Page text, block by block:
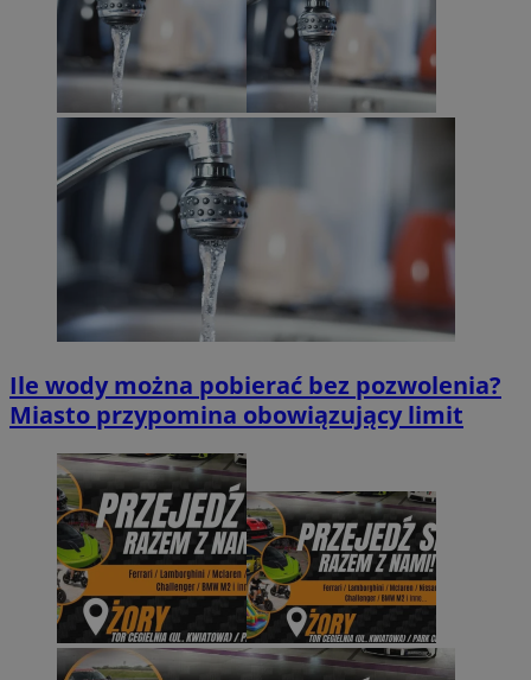
Ile wody można pobierać bez pozwolenia?
Miasto przypomina obowiązujący limit